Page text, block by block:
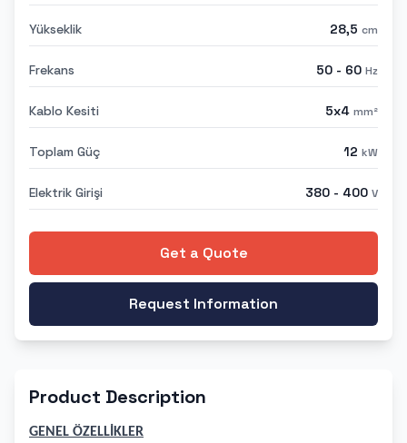
Yükseklik 28,5 cm
Frekans 50 - 60 Hz
Kablo Kesiti 5x4 mm²
Toplam Güç 12 kW
Elektrik Girişi 380 - 400 V
Get a Quote
Request Information
Product Description
GENEL ÖZELLİKLER